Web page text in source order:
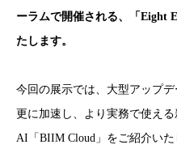
ーラムで開催される、「Eight
たします。
今回の展示では、大型アップ
更に加速し、より実務で使え
AI「BIIM Cloud」をご紹介いた